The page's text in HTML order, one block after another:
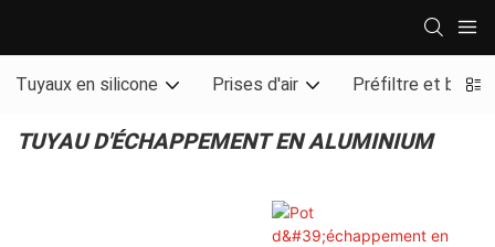
Tuyaux en silicone Prises d'air Préfiltre et
TUYAU D'ÉCHAPPEMENT EN ALUMINIUM